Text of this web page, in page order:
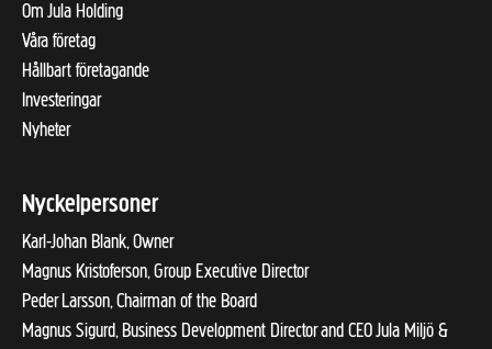
Om Jula Holding
Våra företag
Hållbart företagande
Investeringar
Nyheter
Nyckelpersoner
Karl-Johan Blank, Owner
Magnus Kristoferson, Group Executive Director
Peder Larsson, Chairman of the Board
Magnus Sigurd, Business Development Director and CEO Jula Miljö &